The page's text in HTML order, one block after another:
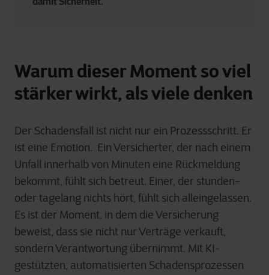
Warum dieser Moment so viel
stärker wirkt, als viele denken
Der Schadensfall ist nicht nur ein Prozessschritt. Er
ist eine Emotion. Ein Versicherter, der nach einem
Unfall innerhalb von Minuten eine Rückmeldung
bekommt, fühlt sich betreut. Einer, der stunden-
oder tagelang nichts hört, fühlt sich alleingelassen.
Es ist der Moment, in dem die Versicherung
beweist, dass sie nicht nur Verträge verkauft,
sondern Verantwortung übernimmt. Mit KI-
gestützten, automatisierten Schadensprozessen